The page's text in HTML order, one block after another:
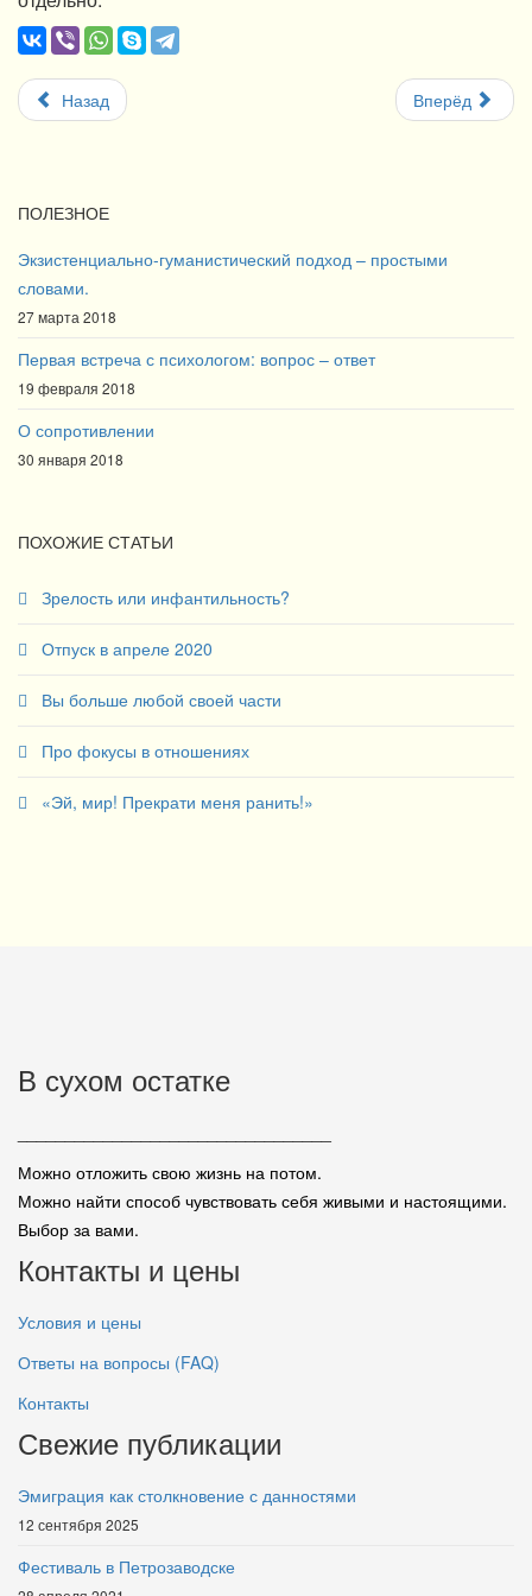
Назад Вперёд
ПОЛЕЗНОЕ
Экзистенциально-гуманистический подход – простыми
словами.
27 марта 2018
Первая встреча с психологом: вопрос – ответ
19 февраля 2018
О сопротивлении
30 января 2018
ПОХОЖИЕ СТАТЬИ
Зрелость или инфантильность?
Отпуск в апреле 2020
Вы больше любой своей части
Про фокусы в отношениях
«Эй, мир! Прекрати меня ранить!»
В сухом остатке
Можно отложить свою жизнь на потом.
Можно найти способ чувствовать себя живыми и настоящими.
Выбор за вами.
Контакты и цены
Условия и цены
Ответы на вопросы (FAQ)
Контакты
Свежие публикации
Эмиграция как столкновение с данностями
12 сентября 2025
Фестиваль в Петрозаводске